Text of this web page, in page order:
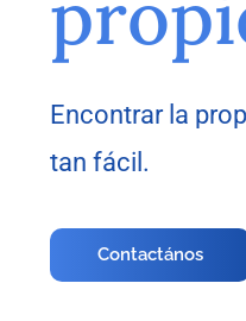
Encontrar la
tan fácil.
Contactános